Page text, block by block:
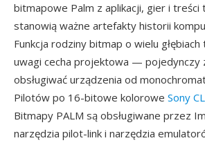
bitmapowe Palm z aplikacji, gier i
stanowią ważne artefakty historii
Funkcja rodziny bitmap o wielu
uwagi cecha projektowa — pojedynczy
obsługiwać urządzenia od
Pilotów po 16-bitowe kolorowe Sony
Bitmapy PALM są obsługiwane przez
narzędzia pilot-link i narzędzia